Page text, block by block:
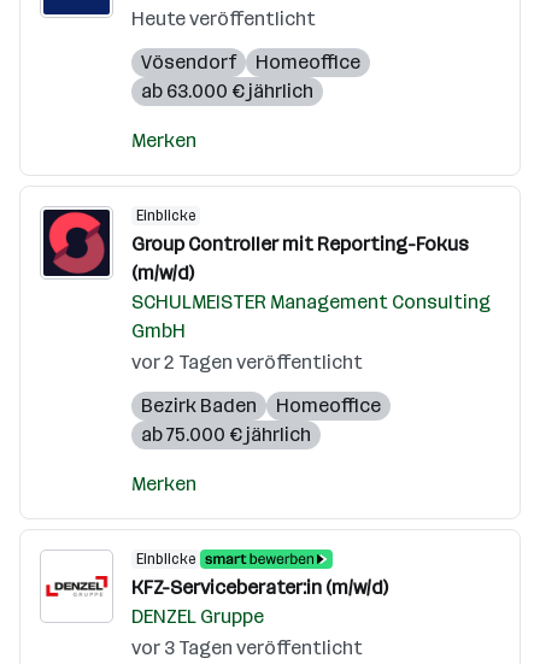
Heute veröffentlicht
Vösendorf
Homeoffice
ab 63.000 € jährlich
Merken
Einblicke
Group Controller mit Reporting-Fokus
(m/w/d)
SCHULMEISTER Management Consulting
GmbH
vor 2 Tagen veröffentlicht
Bezirk Baden
Homeoffice
ab 75.000 € jährlich
Merken
Einblicke
KFZ-Serviceberater:in (m/w/d)
DENZEL Gruppe
vor 3 Tagen veröffentlicht